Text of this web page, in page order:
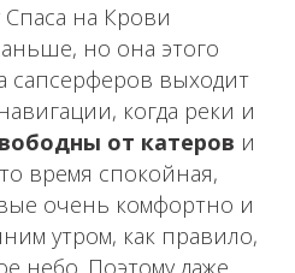
Спаса на Крови
но она этого
сапсерферов выходит
когда реки и
от катеров и
время спокойная,
очень комфортно и
утром, как правило,
небо. Поэтому даже